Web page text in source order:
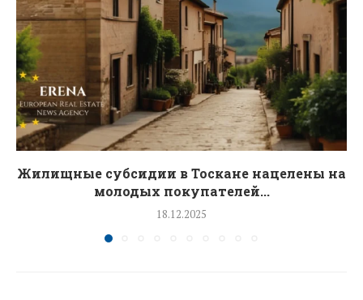
Жилищные субсидии в Тоскане нацелены на
молодых покупателей...
18.12.2025